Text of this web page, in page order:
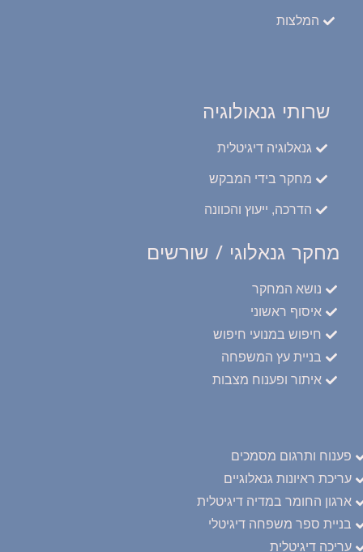
המלצות
שרותי גנאולוגיה
גנאלוגיה דיגיטלית
מחקר בידי המבקש
הדרכה, ייעוץ והכוונה
מחקר גנאלוגי / שורשים
נושא המחקר
איסוף ראשוני
חיפוש במנועי חיפוש
בניית עץ המשפחה
איתור ופענוח מצבות
פענוח ותרגום מסמכים
עריכת ראיונות גנאלוגיים
ארגון החומר במדיה דיגיטלית
בניית ספר משפחה דיגיטלי
עריכה דיגיטלית